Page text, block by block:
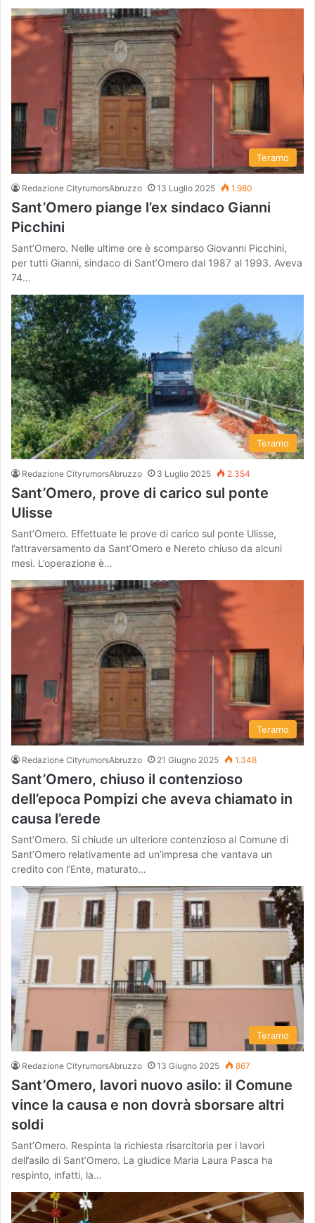
Teramo
Redazione CityrumorsAbruzzo 13 Luglio 2025 1.980
Sant’Omero piange l’ex sindaco Gianni
Picchini
Sant’Omero. Nelle ultime ore è scomparso Giovanni Picchini,
per tutti Gianni, sindaco di Sant’Omero dal 1987 al 1993. Aveva
74…
Teramo
Redazione CityrumorsAbruzzo 3 Luglio 2025 2.354
Sant’Omero, prove di carico sul ponte
Ulisse
Sant’Omero. Effettuate le prove di carico sul ponte Ulisse,
l’attraversamento da Sant’Omero e Nereto chiuso da alcuni
mesi. L’operazione è…
Teramo
Redazione CityrumorsAbruzzo 21 Giugno 2025 1.348
Sant’Omero, chiuso il contenzioso
dell’epoca Pompizi che aveva chiamato in
causa l’erede
Sant’Omero. Si chiude un ulteriore contenzioso al Comune di
Sant’Omero relativamente ad un’impresa che vantava un
credito con l’Ente, maturato…
Teramo
Redazione CityrumorsAbruzzo 13 Giugno 2025 867
Sant’Omero, lavori nuovo asilo: il Comune
vince la causa e non dovrà sborsare altri
soldi
Sant’Omero. Respinta la richiesta risarcitoria per i lavori
dell’asilo di Sant’Omero. La giudice Maria Laura Pasca ha
respinto, infatti, la…